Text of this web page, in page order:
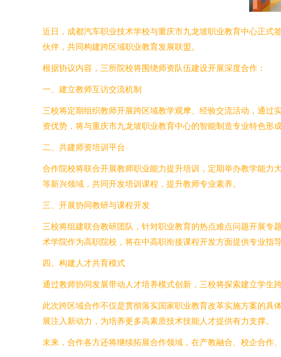
近日，成都汽车职业技术学校与重庆市九龙坡职业教育中心正
伙伴，共同构建跨区域职业教育发展联盟。
根据协议内容，三所院校将围绕师资队伍建设开展深度合作：
一、建立教师互访交流机制
三校将定期组织教师开展跨区域教学观摩、经验交流活动，通
资优势，将与重庆市九龙坡职业教育中心的智能制造专业特色形
二、共建师资培训平台
合作院校将联合开展教师职业能力提升培训，定期举办教学能
等新兴领域，共同开发培训课程，提升教师专业素养。
三、开展协同教研与课程开发
三校将组建联合教研团队，针对职业教育的热点难点问题开展
术学院作为高职院校，将在中高职衔接课程开发方面提供专业指导
四、构建人才共育模式
通过教师协同发展带动人才培养模式创新，三校将探索建立学生
此次跨区域合作不仅是贯彻落实国家职业教育改革实施方案的
展注入新动力，为培养更多高素质技术技能人才提供有力支撑。
未来，合作各方还将继续拓展合作领域，在产教融合、校企合作